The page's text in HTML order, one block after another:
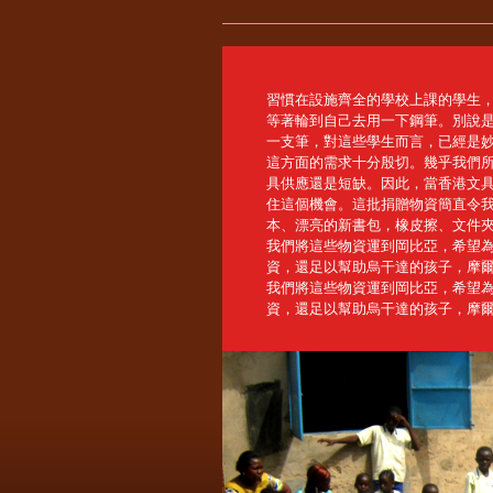
習慣在設施齊全的學校上課的學生
等著輪到自己去用一下鋼筆。別說
一支筆，對這些學生而言，已經是
這方面的需求十分殷切。幾乎我們
具供應還是短缺。因此，當香港文
住這個機會。這批捐贈物資簡直令
本、漂亮的新書包，橡皮擦、文件
我們將這些物資運到岡比亞，希望
資，還足以幫助烏干達的孩子，摩
我們將這些物資運到岡比亞，希望
資，還足以幫助烏干達的孩子，摩